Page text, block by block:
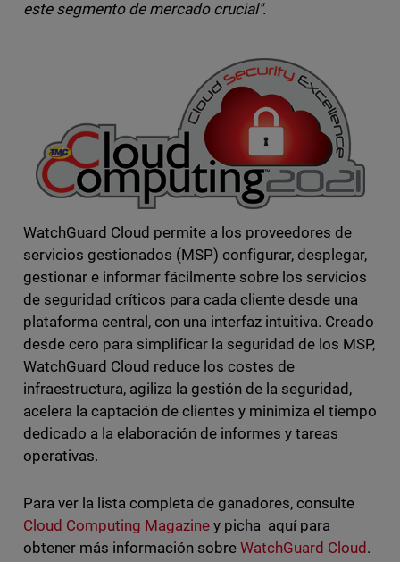
este segmento de mercado crucial".
WatchGuard Cloud permite a los proveedores de
servicios gestionados (MSP) configurar, desplegar,
gestionar e informar fácilmente sobre los servicios
de seguridad críticos para cada cliente desde una
plataforma central, con una interfaz intuitiva. Creado
desde cero para simplificar la seguridad de los MSP,
WatchGuard Cloud reduce los costes de
infraestructura, agiliza la gestión de la seguridad,
acelera la captación de clientes y minimiza el tiempo
dedicado a la elaboración de informes y tareas
operativas.
Para ver la lista completa de ganadores, consulte
Cloud Computing Magaziney picha aquí para
obtener más información sobre WatchGuard Cloud.